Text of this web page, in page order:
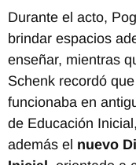
Durante el acto,
brindar espacios
enseñar, mientras
Schenk recordó
funcionaba en
de Educación
además el nuevo